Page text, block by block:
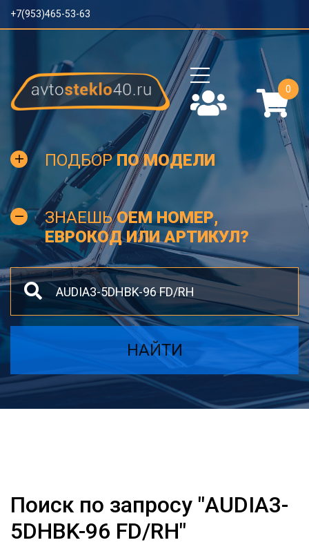
+7(953)465-53-63
0
ПОДБОРПО МОДЕЛИ
ЗНАЕШЬOEM НОМЕР,
ЕВРОКОД ИЛИ АРТИКУЛ?
НАЙТИ
Поиск по запросу "AUDIA3-
5DHBK-96 FD/RH"